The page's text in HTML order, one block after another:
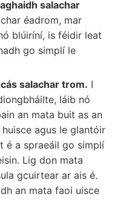
salachar
éadrom, mar
blúiríní, is féidir leat
go simplí le
salachar trom. I
láib nó
an mata buit as an
agus le glantóir
é a spraeáil go simplí
Lig don mata
gcuirtear ar ais é.
an mata faoi uisce